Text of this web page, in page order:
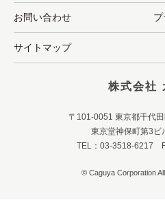
お問い合わせ
サイトマップ
株式会社
〒101-0051 東京都千代
東京堂神保町第3ビ
TEL：03-3518-6217
© Caguya Corporation